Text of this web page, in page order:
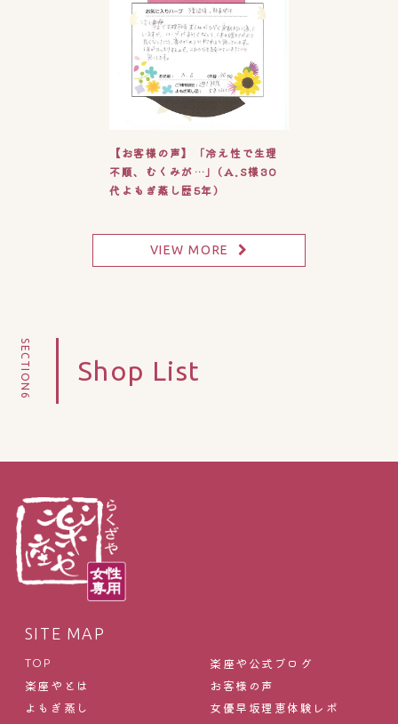
【お客様の声】「冷え性で生理
不順、むくみが…」(A.S様30
代よもぎ蒸し歴5年)
VIEW MORE
Shop List
SECTION6
SITE MAP
TOP
楽座やとは
よもぎ蒸し
楽座や公式ブログ
お客様の声
女優早坂理恵体験レポ